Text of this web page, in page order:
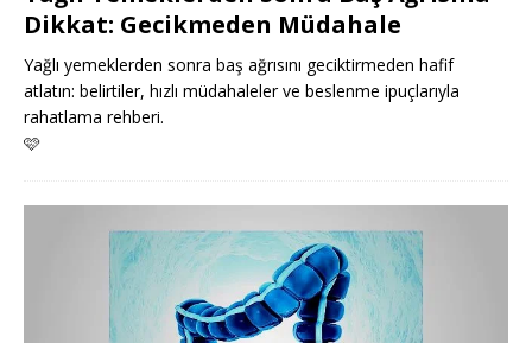
Dikkat: Gecikmeden Müdahale
Yağlı yemeklerden sonra baş ağrısını geciktirmeden hafif
atlatın: belirtiler, hızlı müdahaleler ve beslenme ipuçlarıyla
rahatlama rehberi.
🩷